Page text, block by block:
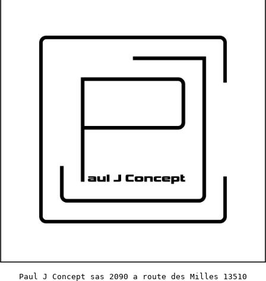
Paul J Concept sas 2090 a route des Milles 13510